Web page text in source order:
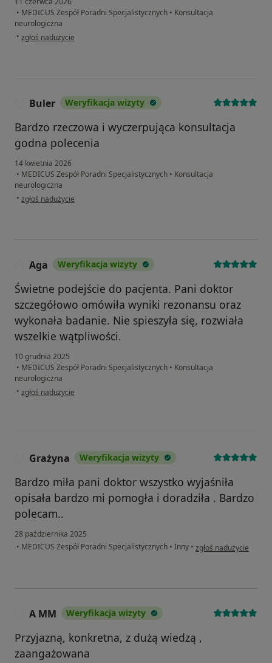
• MEDICUS Zespół Poradni Specjalistycznych • Konsultacja
neurologiczna
• w opinii użytkownika Poeta Jan
zgłoś nadużycie
Buler Weryfikacja wizyty
Bardzo rzeczowa i wyczerpująca konsultacja
godna polecenia
14 kwietnia 2026
• MEDICUS Zespół Poradni Specjalistycznych • Konsultacja
neurologiczna
• w opinii użytkownika Buler
zgłoś nadużycie
Aga Weryfikacja wizyty
Świetne podejście do pacjenta. Pani doktor
szczegółowo omówiła wyniki rezonansu oraz
wykonała badanie. Nie spieszyła się, rozwiała
wszelkie wątpliwości.
10 grudnia 2025
• MEDICUS Zespół Poradni Specjalistycznych • Konsultacja
neurologiczna
• w opinii użytkownika Aga
zgłoś nadużycie
Grażyna Weryfikacja wizyty
Bardzo miła pani doktor wszystko wyjaśniła
opisała bardzo mi pomogła i doradziła . Bardzo
polecam..
28 października 2025
• MEDICUS Zespół Poradni Specjalistycznych • Inny • w opinii użytkownika
zgłoś nadużycie
A MM Weryfikacja wizyty
Przyjazną, konkretna, z dużą wiedzą ,
zaangażowana